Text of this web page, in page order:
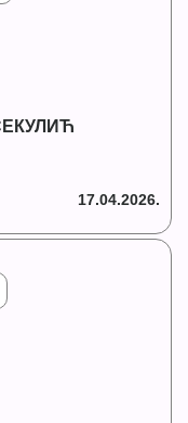
17.04.2026.